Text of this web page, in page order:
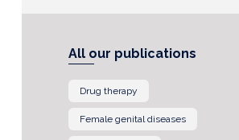
All our publications
Drug therapy
Female genital diseases